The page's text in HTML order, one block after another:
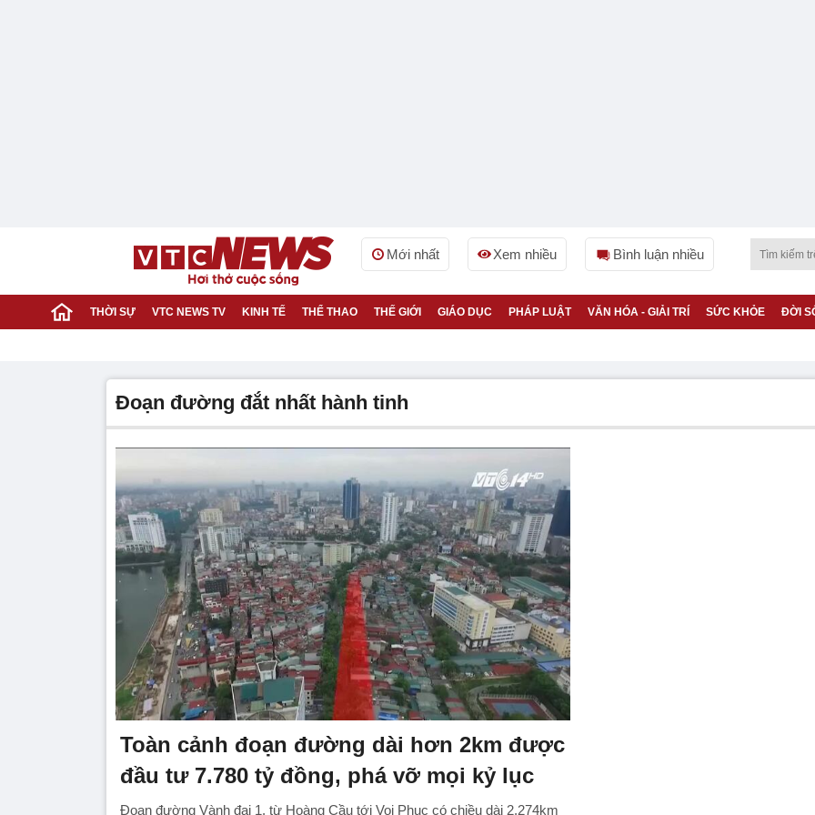
Mới nhất Xem nhiều Bình luận nhiều
THỜI SỰ VTC NEWS TV KINH TẾ THỂ THAO THẾ GIỚI GIÁO DỤC PHÁP LUẬT VĂN HÓA - GIẢI TRÍ SỨC KHỎE ĐỜI
đoạn đường đắt nhất hành tinh
Toàn cảnh đoạn đường dài hơn 2km được
đầu tư 7.780 tỷ đồng, phá vỡ mọi kỷ lục
Đoạn đường Vành đai 1, từ Hoàng Cầu tới Voi Phục có chiều dài 2,274km